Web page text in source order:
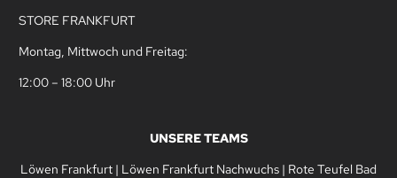
STORE FRANKFURT
Montag, Mittwoch und Freitag:
12:00 – 18:00 Uhr
UNSERE TEAMS
Löwen Frankfurt | Löwen Frankfurt Nachwuchs | Rote Teufel Bad